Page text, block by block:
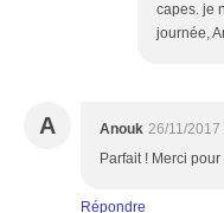
capes. je
journée,
A Anouk 26/11/2017
Parfait ! Merci
Répondre